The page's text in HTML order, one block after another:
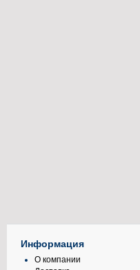
Информация
О компании